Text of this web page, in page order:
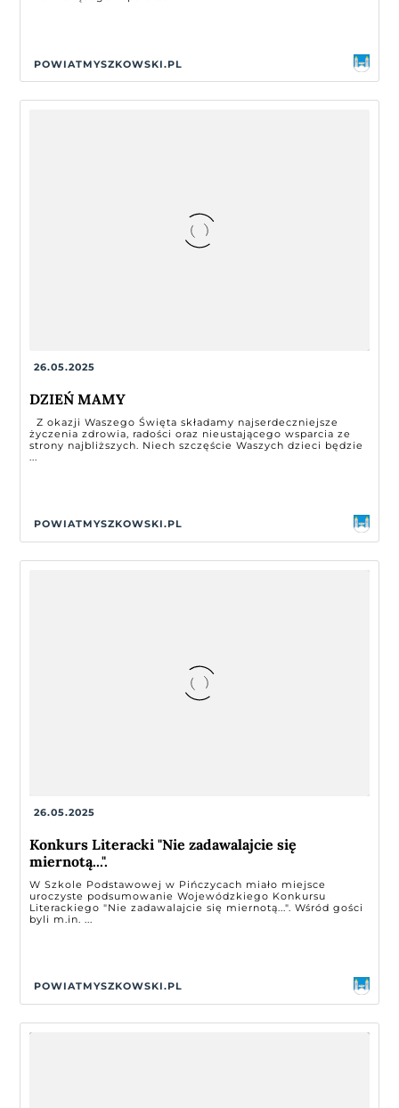
POWIATMYSZKOWSKI.PL
26.05.2025
DZIEŃ MAMY
Z okazji Waszego Święta składamy najserdeczniejsze
życzenia zdrowia, radości oraz nieustającego wsparcia ze
strony najbliższych. Niech szczęście Waszych dzieci będzie
POWIATMYSZKOWSKI.PL
26.05.2025
Konkurs Literacki "Nie zadawalajcie się
miernotą...".
W Szkole Podstawowej w Pińczycach miało miejsce
uroczyste podsumowanie Wojewódzkiego Konkursu
Literackiego "Nie zadawalajcie się miernotą...". Wśród gości
byli m.in. ...
POWIATMYSZKOWSKI.PL